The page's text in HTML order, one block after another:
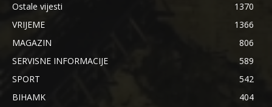
Ostale vijesti
1370
VRIJEME
1366
MAGAZIN
806
SERVISNE INFORMACIJE
589
SPORT
542
BIHAMK
404